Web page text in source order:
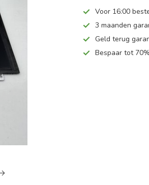
Voor 16:00
3 maanden
Geld terug
Bespaar tot